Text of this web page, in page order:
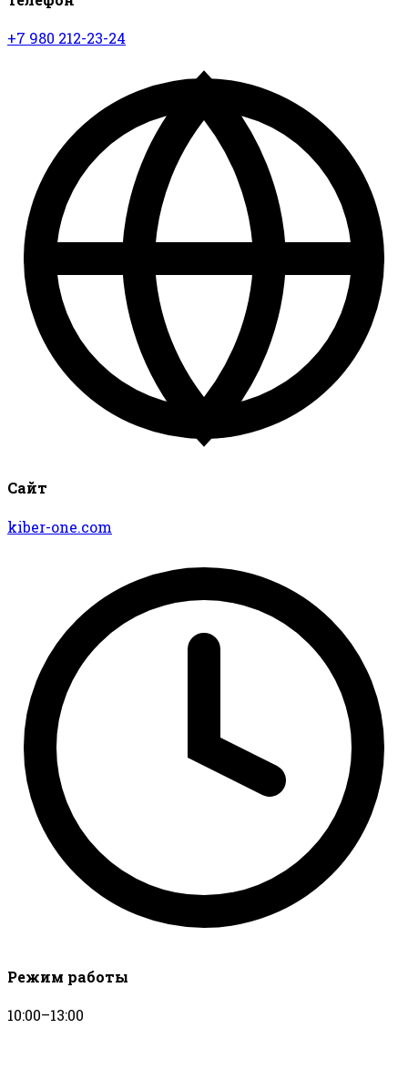
+7 980 212-23-24
Сайт
kiber-one.com
Режим работы
10:00–13:00